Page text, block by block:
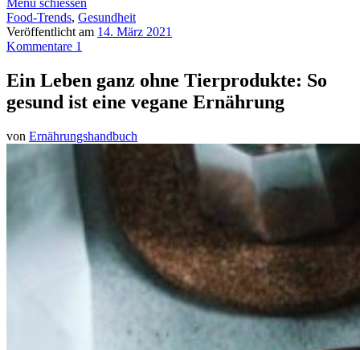
Menü schiessen
Food-Trends, Gesundheit
Veröffentlicht am 14. März 2021
Kommentare 1
Ein Leben ganz ohne Tierprodukte: So
gesund ist eine vegane Ernährung
von Ernährungshandbuch